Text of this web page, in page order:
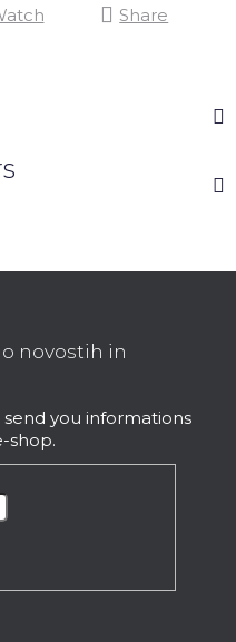
Share
novostih in
you informations
shop.